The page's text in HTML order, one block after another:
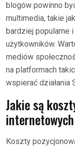
blogów powinno
multimedia, takie
bardziej popularne
użytkowników.
mediów
na platformach
wspierać działania
Jakie są
Koszty